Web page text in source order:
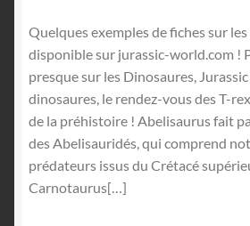
Quelques exemples de fiches sur
disponible sur jurassic-world.com !
presque sur les Dinosaures,
dinosaures, le rendez-vous des T-
de la préhistoire ! Abelisaurus fait
des Abelisauridés, qui comprend
prédateurs issus du Crétacé
Carnotaurus[…]